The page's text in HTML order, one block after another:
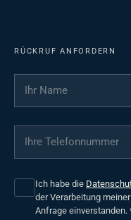
RÜCKRUF ANFORDERN
Ihr Name
Ihre Telefonnummer
Ich habe die
der Verarbeitung
Anfrage einverstanden.